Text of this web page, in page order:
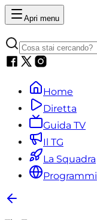
Apri menu
Home
Diretta
Guida TV
Il TG
La Squadra
Programmi